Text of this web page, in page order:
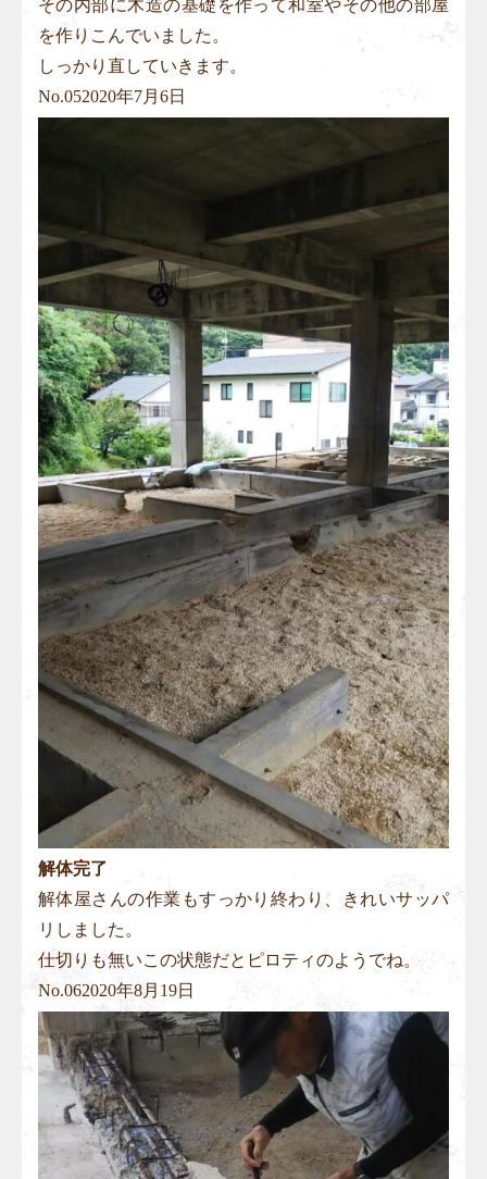
その内部に木造の基礎を作って和室やその他の部屋
を作りこんでいました。
しっかり直していきます。
No.052020年7月6日
解体完了
解体屋さんの作業もすっかり終わり、きれいサッパ
リしました。
仕切りも無いこの状態だとピロティのようでね。
No.062020年8月19日